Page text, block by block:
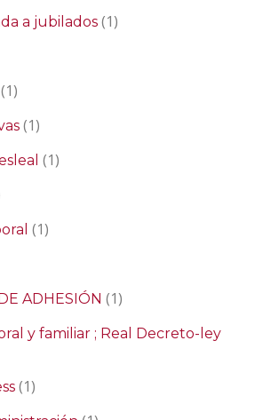
a jubilados (1)
(1)
(1)
(1)
(1)
ADHESIÓN (1)
y familiar ; Real Decreto-ley
(1)